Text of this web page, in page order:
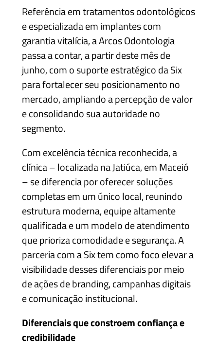
Referência em tratamentos odontológicos
e especializada em implantes com
garantia vitalícia, a Arcos Odontologia
passa a contar, a partir deste mês de
junho, com o suporte estratégico da Six
para fortalecer seu posicionamento no
mercado, ampliando a percepção de valor
e consolidando sua autoridade no
segmento.
Com excelência técnica reconhecida, a
clínica – localizada na Jatiúca, em Maceió
– se diferencia por oferecer soluções
completas em um único local, reunindo
estrutura moderna, equipe altamente
qualificada e um modelo de atendimento
que prioriza comodidade e segurança. A
parceria com a Six tem como foco elevar a
visibilidade desses diferenciais por meio
de ações de branding, campanhas digitais
e comunicação institucional.
Diferenciais que constroem confiança e
credibilidade